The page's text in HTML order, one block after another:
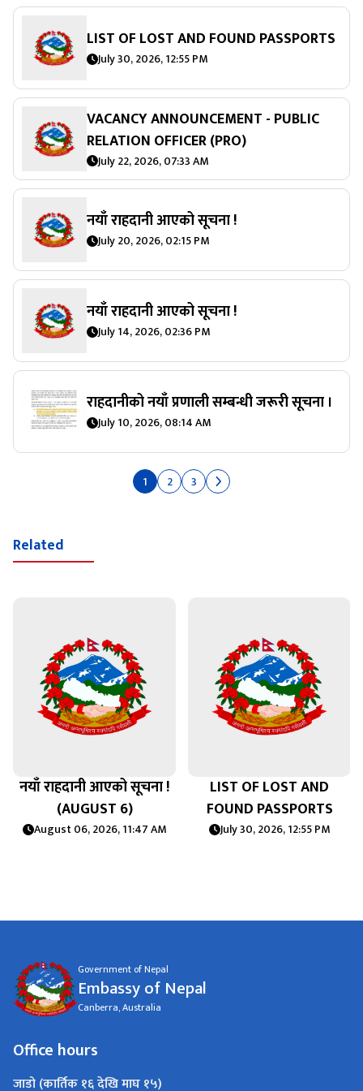
LIST OF LOST AND FOUND PASSPORTS
July 30, 2026, 12:55 PM
VACANCY ANNOUNCEMENT - PUBLIC
RELATION OFFICER (PRO)
July 22, 2026, 07:33 AM
नयाँ राहदानी आएको सूचना !
July 20, 2026, 02:15 PM
नयाँ राहदानी आएको सूचना !
July 14, 2026, 02:36 PM
राहदानीको नयाँ प्रणाली सम्बन्धी जरूरी सूचना ।
July 10, 2026, 08:14 AM
1 2 3
Related
नयाँ राहदानी आएको सूचना !
(AUGUST 6)
August 06, 2026, 11:47 AM
LIST OF LOST AND
FOUND PASSPORTS
July 30, 2026, 12:55 PM
Government of Nepal
Embassy of Nepal
Canberra, Australia
Office hours
जाडो (कार्तिक १६ देखि माघ १५)